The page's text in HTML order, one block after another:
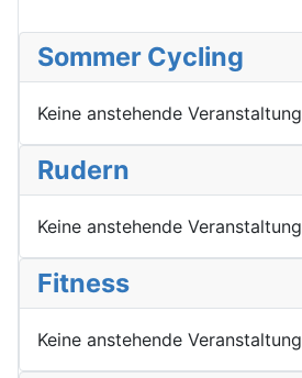
Sommer Cycling
Keine anstehende Veranstaltung
Rudern
Keine anstehende Veranstaltung
Fitness
Keine anstehende Veranstaltung